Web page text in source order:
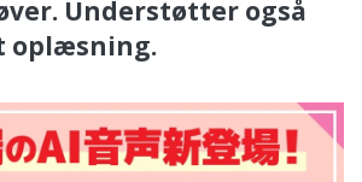
Understøtter også
oplæsning.